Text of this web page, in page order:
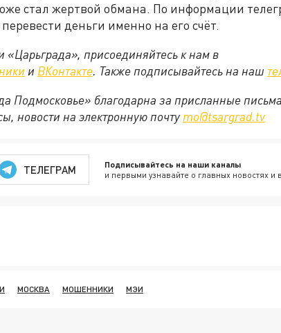
стал жертвой обмана. По информации
деньги именно на его счёт.
«Царьграда», присоединяйтесь к нам в
и ВКонтакте. Также подписывайтесь на наш
Подмосковье» благодарна за присланные
новости на электронную почту mo@tsargrad.tv
ТЕЛЕГРАМ Подписывайтесь на наши каналы
и первыми узнавайте о главных новостях
МОСКВА МОШЕННИКИ МЭИ